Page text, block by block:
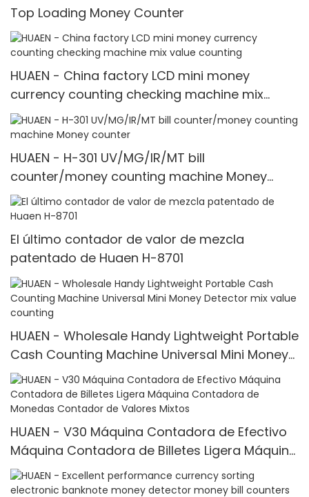
Top Loading Money Counter
HUAEN - China factory LCD mini money
currency counting checking machine mix
value counting
HUAEN - H-301 UV/MG/IR/MT bill
counter/money counting machine Money
counter
El último contador de valor de mezcla
patentado de Huaen H-8701
HUAEN - Wholesale Handy Lightweight Portable
Cash Counting Machine Universal Mini Money
Detector mix value counting
HUAEN - V30 Máquina Contadora de Efectivo
Máquina Contadora de Billetes Ligera Máquina
Contadora de Monedas Contador de Valores
Mixtos